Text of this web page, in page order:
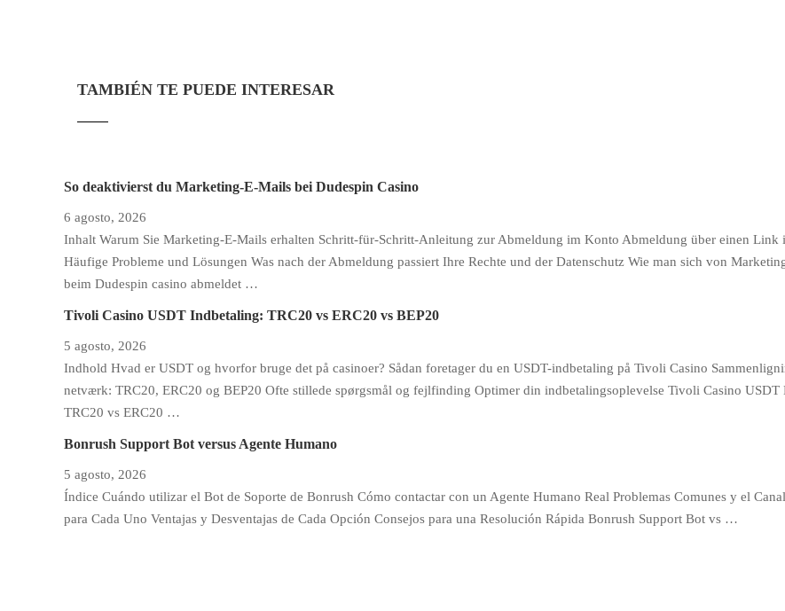
TAMBIÉN TE PUEDE INTERESAR
So deaktivierst du Marketing-E-Mails bei Dudespin Casino
6 agosto, 2026
Inhalt Warum Sie Marketing-E-Mails erhalten Schritt-für-Schritt-Anleitung zur Abmeldung im Konto Abmeldung über einen Link
Häufige Probleme und Lösungen Was nach der Abmeldung passiert Ihre Rechte und der Datenschutz Wie man sich von
beim Dudespin casino abmeldet …
Tivoli Casino USDT Indbetaling: TRC20 vs ERC20 vs BEP20
5 agosto, 2026
Indhold Hvad er USDT og hvorfor bruge det på casinoer? Sådan foretager du en USDT-indbetaling på Tivoli Casino
netværk: TRC20, ERC20 og BEP20 Ofte stillede spørgsmål og fejlfinding Optimer din indbetalingsoplevelse Tivoli Casino USDT
TRC20 vs ERC20 …
Bonrush Support Bot versus Agente Humano
5 agosto, 2026
Índice Cuándo utilizar el Bot de Soporte de Bonrush Cómo contactar con un Agente Humano Real Problemas Comunes y el
para Cada Uno Ventajas y Desventajas de Cada Opción Consejos para una Resolución Rápida Bonrush Support Bot vs …